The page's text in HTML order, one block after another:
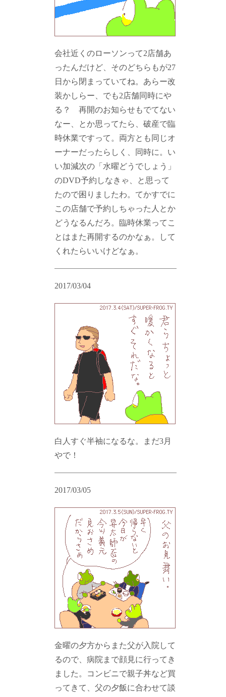
会社近くのローソンって2店舗あ
ったんだけど、そのどちらもが27
日から閉まっていてね。あらー改
装かしらー、でも2店舗同時にや
る？ 再開のお知らせもでてない
なー、とか思ってたら、破産で臨
時休業ですって。両方とも同じオ
ーナーだったらしく、同時に。い
い加減次の「水曜どうでしょう」
のDVD予約しなきゃ、と思って
たので困りましたわ。てかすでに
この店舗で予約しちゃった人とか
どうなるんだろ。臨時休業ってこ
とはまた再開するのかなぁ。して
くれたらいいけどなぁ。
2017/03/04
白人すぐ半袖になるな。まだ3月
やで！
2017/03/05
金曜の夕方からまた父が入院して
るので、病院まで顔見に行ってき
ました。コンビニで親子丼など買
ってきて、父の夕飯に合わせて談